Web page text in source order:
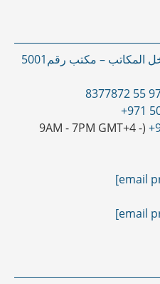
بناية فندق ايبيس – مدخل المكاتب – مكتب رقم5001
(9AM - 7PM GMT+4 -